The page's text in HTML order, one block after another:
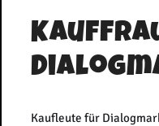
Kaufleute für